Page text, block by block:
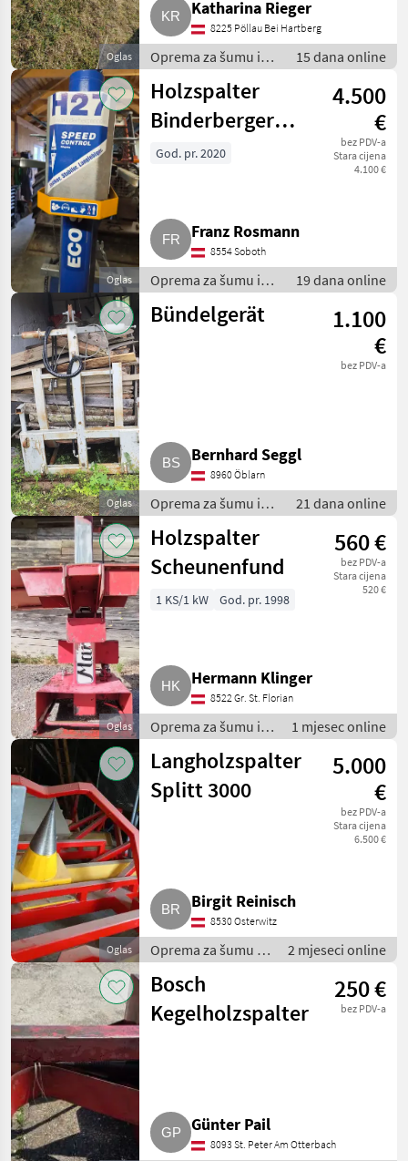
Oglas
Katharina Rieger
8225 Pöllau Bei Hartberg
Oprema za šumu i
obradu drveta /
Rezači drva
15 dana online
Oglas
Holzspalter
Binderberger
H27Z
4.500
€
bez PDV-a
Stara cijena
4.100 €
God. pr. 2020
Franz Rosmann
8554 Soboth
Oprema za šumu i
obradu drveta /
Rezači drva
19 dana online
Oglas
Bündelgerät
1.100
€
bez PDV-a
Bernhard Seggl
8960 Öblarn
Oprema za šumu i
obradu drveta /
Rezači drva
21 dana online
Oglas
Holzspalter
Scheunenfund
560 €
bez PDV-a
Stara cijena
520 €
1 KS/1 kW God. pr. 1998
Hermann Klinger
8522 Gr. St. Florian
Oprema za šumu i
obradu drveta /
Rezači drva
1 mjesec online
Oglas
Langholzspalter
Splitt 3000
5.000
€
bez PDV-a
Stara cijena
6.500 €
Birgit Reinisch
8530 Osterwitz
Oprema za šumu i
obradu drveta /
Rezači drva
2 mjeseci online
Bosch
Kegelholzspalter
250 €
bez PDV-a
Günter Pail
8093 St. Peter Am Otterbach